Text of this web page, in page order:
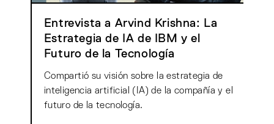
Entrevista a Arvind Krishna: La
Estrategia de IA de IBM y el
Futuro de la Tecnología
Compartió su visión sobre la estrategia de
inteligencia artificial (IA) de la compañía y el
futuro de la tecnología.